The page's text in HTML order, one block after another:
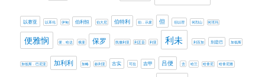
以赛亚 以革伦 伊甸 伯利恒 伯大尼 伯特利 伯．示麦 但 但以理 何烈山 何珥玛
便雅悯 便．哈达 俄斐 保罗 凯撒利亚 利乏音 利亚 利未 利百加 别是巴 加低斯
加低斯．巴尼亚 加利利 加略 叙利亚 古实 可拉 吉甲 吕便 含 哈兰 哈拿尼 哈拿尼雅